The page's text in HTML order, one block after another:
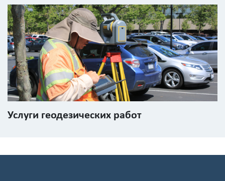
Услуги геодезических работ
персональных
данных